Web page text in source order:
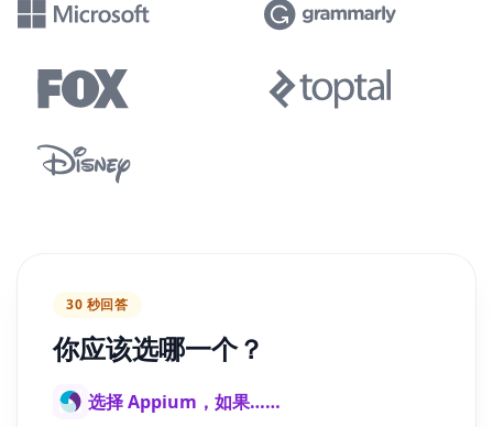
30 秒回答
你应该选哪一个？
选择 Appium，如果……